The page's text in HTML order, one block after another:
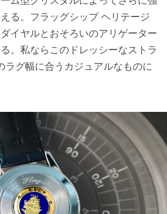
る。フラッグシップ ヘリテージ
イヤルとおそろいのアリゲーター
。私ならこのドレッシーなストラ
ラグ幅に合うカジュアルなものに